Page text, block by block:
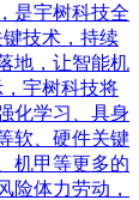
是宇树科技全
技术，持续
地，让智能机
宇树科技将
化学习、具身
软、硬件关键
机甲等更多的
险体力劳动，